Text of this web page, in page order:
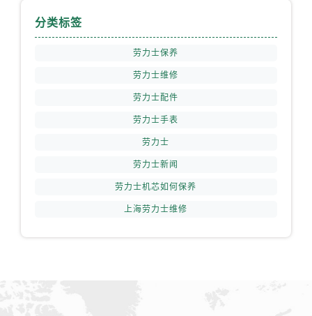
分类标签
劳力士保养
劳力士维修
劳力士配件
劳力士手表
劳力士
劳力士新闻
劳力士机芯如何保养
上海劳力士维修